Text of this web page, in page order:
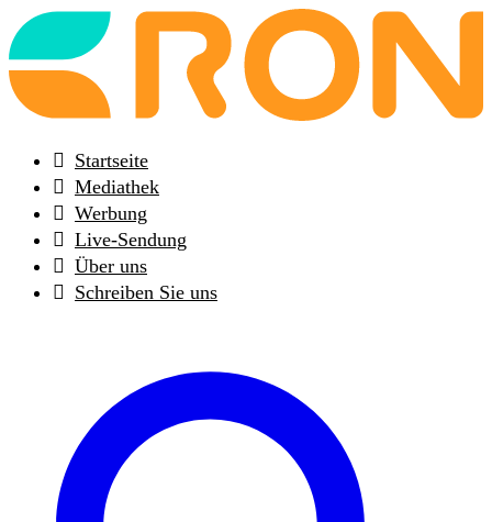
Back
to
frontpage
Startseite
Mediathek
Werbung
Live-Sendung
Über uns
Schreiben Sie uns